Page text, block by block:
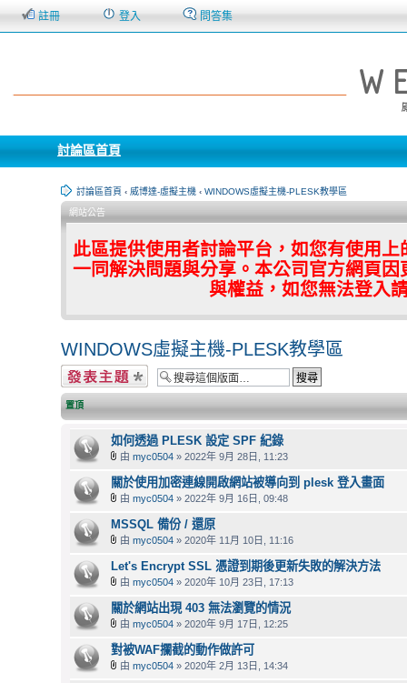
註冊 登入 問答集
討論區首頁
討論區首頁 ‹ 威博達-虛擬主機 ‹ WINDOWS虛擬主機-PLESK教學區
網站公告
此區提供使用者討論平台，如您有使用
一同解決問題與分享。本公司官方網頁
與權益，如您無法登入
WINDOWS虛擬主機-PLESK教學區
發表新主題
置頂
如何透過 PLESK 設定 SPF 紀錄
由 myc0504 » 2022年 9月 28日, 11:23
關於使用加密連線開啟網站被導向到 plesk 登入畫面
由 myc0504 » 2022年 9月 16日, 09:48
MSSQL 備份 / 還原
由 myc0504 » 2020年 11月 10日, 11:16
Let's Encrypt SSL 憑證到期後更新失敗的解決方法
由 myc0504 » 2020年 10月 23日, 17:13
關於網站出現 403 無法瀏覽的情況
由 myc0504 » 2020年 9月 17日, 12:25
對被WAF攔截的動作做許可
由 myc0504 » 2020年 2月 13日, 14:34